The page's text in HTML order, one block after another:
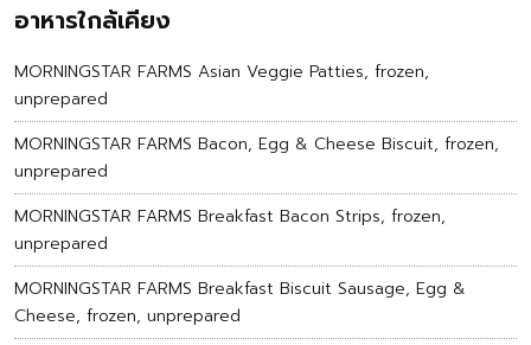
อาหารใกล้เคียง
MORNINGSTAR FARMS Asian Veggie Patties, frozen,
unprepared
MORNINGSTAR FARMS Bacon, Egg & Cheese Biscuit, frozen,
unprepared
MORNINGSTAR FARMS Breakfast Bacon Strips, frozen,
unprepared
MORNINGSTAR FARMS Breakfast Biscuit Sausage, Egg &
Cheese, frozen, unprepared